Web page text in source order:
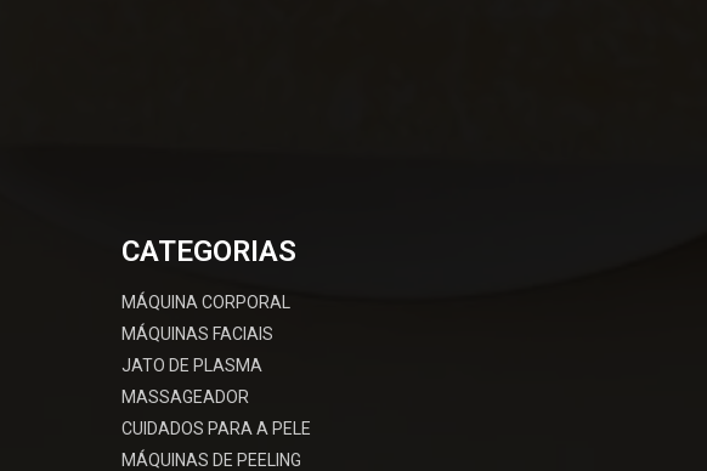
CATEGORIAS
MÁQUINA CORPORAL
MÁQUINAS FACIAIS
JATO DE PLASMA
MASSAGEADOR
CUIDADOS PARA A PELE
MÁQUINAS DE PEELING